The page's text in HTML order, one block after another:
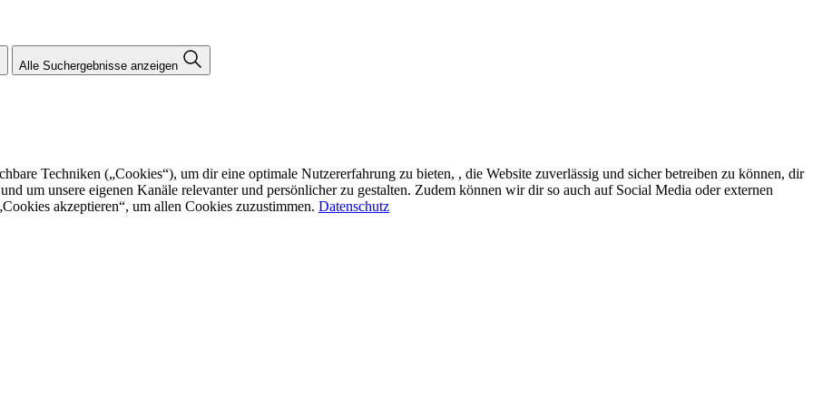
Alle Suchergebnisse anzeigen
Techniken („Cookies“), um dir eine optimale Nutzererfahrung zu bieten, , die Website zuverlässig und sicher betreiben zu können, dir
um unsere eigenen Kanäle relevanter und persönlicher zu gestalten. Zudem können wir dir so auch auf Social Media oder externen
akzeptieren“, um allen Cookies zuzustimmen. Datenschutz